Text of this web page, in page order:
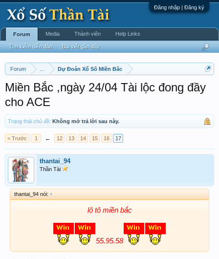
Đăng nhập | Đăng ký
Forum Dự Đoán Xổ Số Miền Bắc
Miền Bắc ,ngày 24/04 Tài lộc đong đầy
cho ACE
Trạng thái chủ đề: Không mở trả lời sau này.
< Trước 1 ← 12 13 14 15 16 17
thantai_94
Thần Tài
thantai_94 nói: ↑
lô tô miền bắc
55.95.58
Forum
Tìm kiếm diễn đàn Bài viết gần đây
Media Thành viên Help Links